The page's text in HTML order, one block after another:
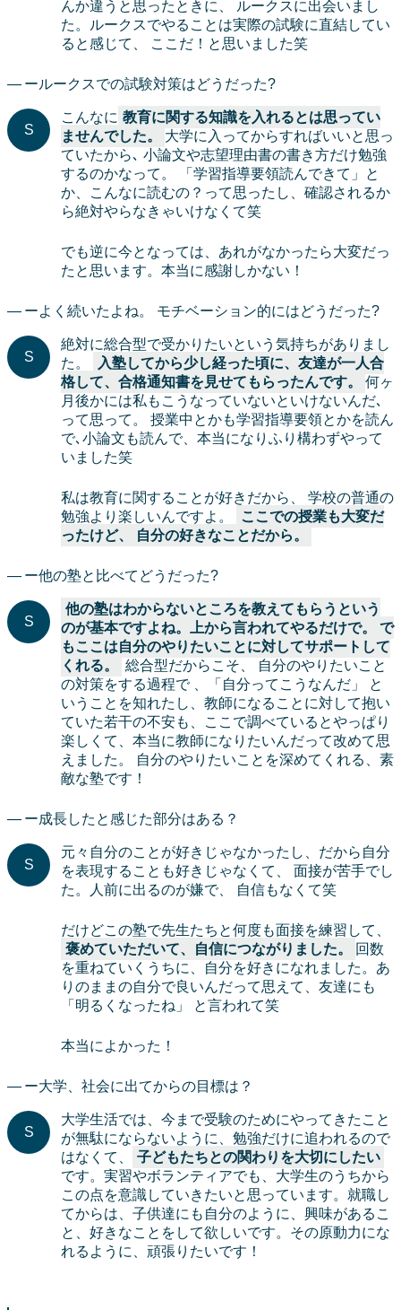
んか違うと思ったときに、 ルークスに出会いまし
た。ルークスでやることは実際の試験に直結してい
ると感じて、 ここだ！と思いました笑
ールークスでの試験対策はどうだった?
こんなに 教育に関する知識を入れるとは思ってい
ませんでした。
大学に入ってからすればいいと思っ
ていたから､ 小論文や志望理由書の書き方だけ勉強
するのかなって。 「学習指導要領読んできて」と
か、こんなに読むの？って思ったし、確認されるか
ら絶対やらなきゃいけなくて笑
でも逆に今となっては、あれがなかったら大変だっ
たと思います。本当に感謝しかない！
ーよく続いたよね。 モチベーション的にはどうだった?
絶対に総合型で受かりたいという気持ちがありまし
た。
入塾してから少し経った頃に、友達が一人合
格して、合格通知書を見せてもらったんです。
何ヶ
月後かには私もこうなっていないといけないんだ､
って思って。 授業中とかも学習指導要領とかを読ん
で､小論文も読んで、本当になりふり構わずやって
いました笑
私は教育に関することが好きだから、 学校の普通の
勉強より楽しいんですよ。
ここでの授業も大変だ
ったけど、 自分の好きなことだから。
ー他の塾と比べてどうだった?
他の塾はわからないところを教えてもらうという
のが基本ですよね。上から言われてやるだけで。 で
もここは自分のやりたいことに対してサポートして
くれる。
総合型だからこそ、 自分のやりたいこと
の対策をする過程で 、「自分ってこうなんだ」 と
いうことを知れたし、教師になることに対して抱い
ていた若干の不安も、ここで調べているとやっぱり
楽しくて、本当に教師になりたいんだって改めて思
えました。 自分のやりたいことを深めてくれる、素
敵な塾です！
ー成長したと感じた部分はある？
元々自分のことが好きじゃなかったし、だから自分
を表現することも好きじゃなくて、 面接が苦手でし
た。人前に出るのが嫌で、 自信もなくて笑
だけどこの塾で先生たちと何度も面接を練習して、
褒めていただいて、自信につながりました。
回数
を重ねていくうちに、自分を好きになれました。あ
りのままの自分で良いんだって思えて、友達にも
「明るくなったね」 と言われて笑
本当によかった！
ー大学、社会に出てからの目標は？
大学生活では、今まで受験のためにやってきたこと
が無駄にならないように、勉強だけに追われるので
はなくて、
子どもたちとの関わりを大切にしたい
です。実習やボランティアでも、大学生のうちから
この点を意識していきたいと思っています。就職し
てからは、子供達にも自分のように、興味があるこ
と、好きなことをして欲しいです。その原動力にな
れるように、頑張りたいです！